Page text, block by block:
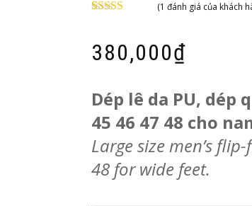
giá
(1 đánh giá của khách
380,000₫
Dép lê da PU, dép
45 46 47 48 cho
Large size men’s
48 for wide feet.